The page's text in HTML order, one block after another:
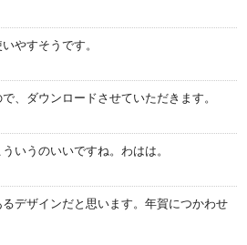
やすそうです。
、ダウンロードさせていただきます。
いうのいいですね。わはは。
デザインだと思います。年賀につかわせ